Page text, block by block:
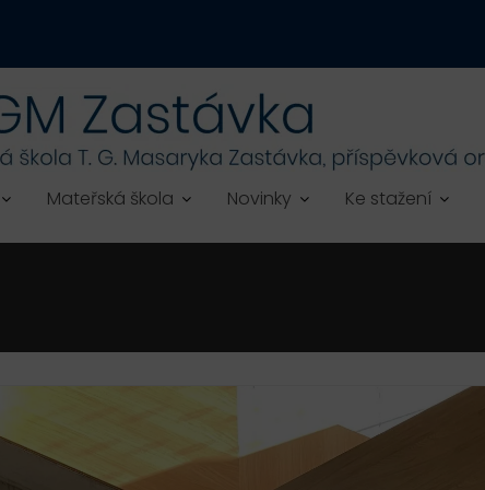
Mateřská škola Novinky Ke stažení